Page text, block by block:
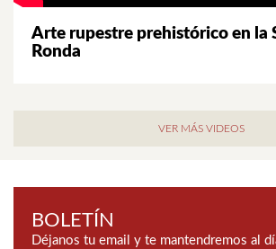
Arte rupestre prehistórico en la
Ronda
VER MÁS VIDEOS
BOLETÍN
Déjanos tu email y te mantendremos al